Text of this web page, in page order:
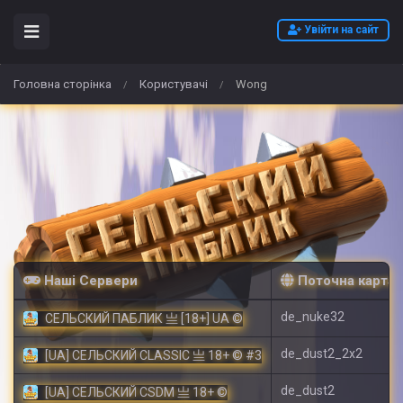
Увійти на сайт
Головна сторінка / Користувачі / Wong
Наші Сервери Поточна карта
СЕЛЬСКИЙ ПАБЛИК 亗 [18+] UA © de_nuke32
[UA] СЕЛЬСКИЙ CLASSIC 亗 18+ © #3 de_dust2_2x2
[UA] СЕЛЬСКИЙ CSDM 亗 18+ © de_dust2